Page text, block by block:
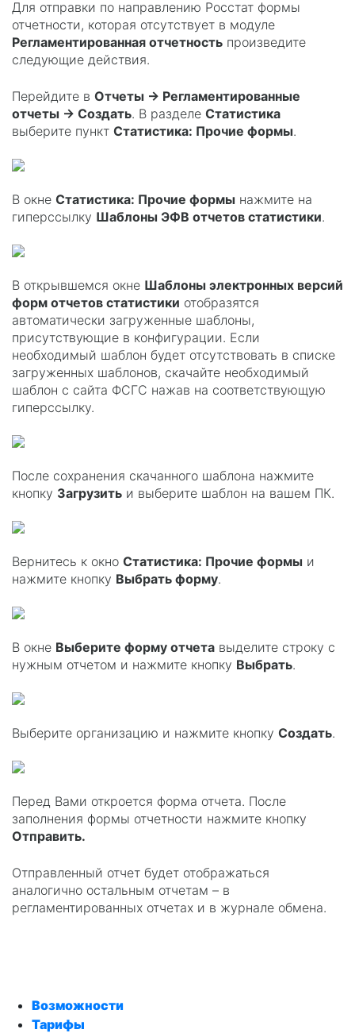
Для отправки по направлению Росстат формы
отчетности, которая отсутствует в модуле
Регламентированная отчетность произведите
следующие действия.
Перейдите в Отчеты → Регламентированные
отчеты → Создать. В разделе Статистика
выберите пункт Статистика: Прочие формы.
В окне Статистика: Прочие формы нажмите на
гиперссылку Шаблоны ЭФВ отчетов статистики.
В открывшемся окне Шаблоны электронных версий
форм отчетов статистики отобразятся
автоматически загруженные шаблоны,
присутствующие в конфигурации. Если
необходимый шаблон будет отсутствовать в списке
загруженных шаблонов, скачайте необходимый
шаблон с сайта ФСГС нажав на соответствующую
гиперссылку.
После сохранения скачанного шаблона нажмите
кнопку Загрузить и выберите шаблон на вашем ПК.
Вернитесь к окно Статистика: Прочие формы и
нажмите кнопку Выбрать форму.
В окне Выберите форму отчета выделите строку с
нужным отчетом и нажмите кнопку Выбрать.
Выберите организацию и нажмите кнопку Создать.
Перед Вами откроется форма отчета. После
заполнения формы отчетности нажмите кнопку
Отправить.
Отправленный отчет будет отображаться
аналогично остальным отчетам – в
регламентированных отчетах и в журнале обмена.
Возможности
Тарифы